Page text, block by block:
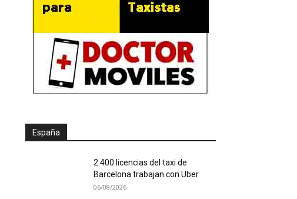
España
2.400 licencias del taxi de
Barcelona trabajan con Uber
06/08/2026